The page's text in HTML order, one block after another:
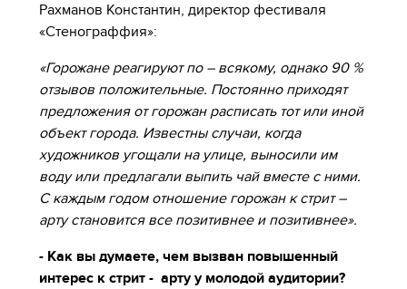
Рахманов Константин, директор фестиваля
«Стенограффия»:
«Горожане реагируют по – всякому, однако 90 %
отзывов положительные. Постоянно приходят
предложения от горожан расписать тот или иной
объект города. Известны случаи, когда
художников угощали на улице, выносили им
воду или предлагали выпить чай вместе с ними.
С каждым годом отношение горожан к стрит –
арту становится все позитивнее и позитивнее».
- Как вы думаете, чем вызван повышенный
интерес к стрит - арту у молодой аудитории?